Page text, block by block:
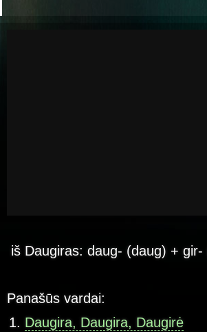
iš Daugiras: daug- (daug) +
Panašūs vardai:
Daugira, Daugira, Daugirė